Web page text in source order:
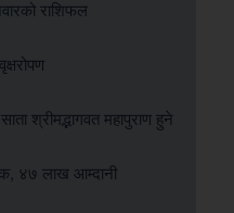
राशिफल
श्रीमद्भागवत महापुराण हुने
४७ लाख आम्दानी